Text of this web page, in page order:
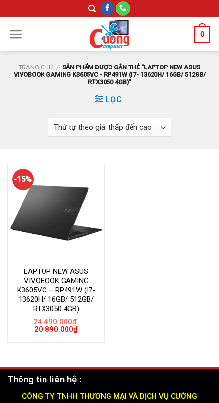
to
content
0
TRANG CHỦ / SẢN PHẨM ĐƯỢC GẮN THẺ “LAPTOP NEW ASUS
VIVOBOOK GAMING K3605VC - RP491W (I7- 13620H/ 16GB/ 512GB/
RTX3050 4GB)”
LỌC
-15%
LAPTOP NEW ASUS
VIVOBOOK GAMING
K3605VC – RP491W (I7-
13620H/ 16GB/ 512GB/
RTX3050 4GB)
24.490.000₫
Giá
20.890.000₫Giá
Thông tin liên hệ :
CÔNG TY TNHH THƯƠNG MẠI VÀ DỊCH VỤ CƯỜNG